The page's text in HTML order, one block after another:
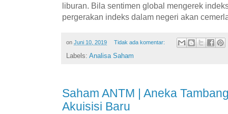
liburan. Bila sentimen global mengerek
pergerakan indeks dalam negeri akan
on Juni 10, 2019 Tidak ada komentar:
Labels: Analisa Saham
Saham ANTM | Aneka
Akuisisi Baru